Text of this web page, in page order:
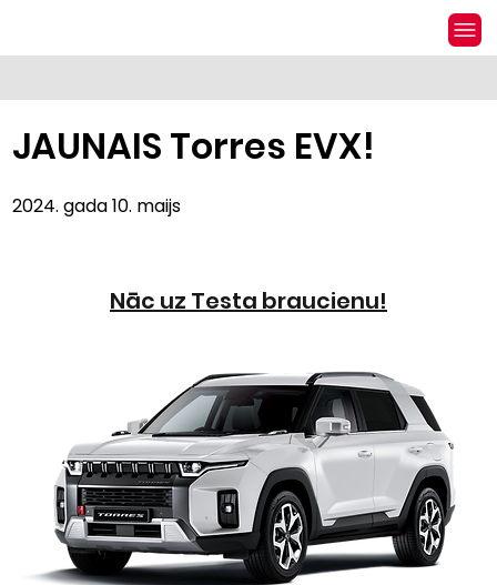
JAUNAIS Torres EVX!
2024. gada 10. maijs
Nāc uz Testa braucienu!